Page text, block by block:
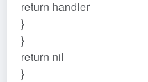
return handler
}
}
return nil
}